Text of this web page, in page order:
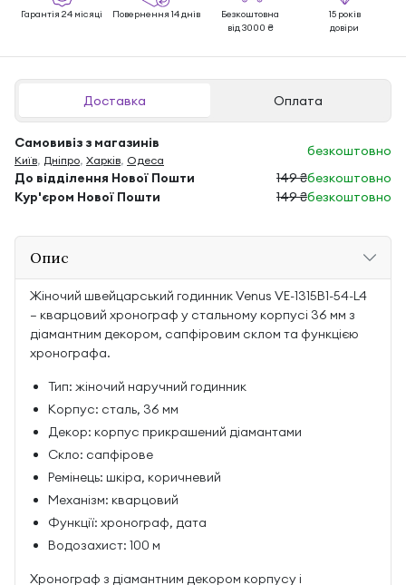
Гарантія 24 місяці Повернення 14 днів
Безкоштовна
від 3000 ₴
15 років
довіри
Доставка Оплата
Самовивіз з магазинів
Київ, Дніпро, Харків, Одеса
безкоштовно
До відділення Нової Пошти
149 ₴безкоштовно
Кур'єром Нової Пошти
149 ₴безкоштовно
Опис
Жіночий швейцарський годинник Venus VE-1315B1-54-L4
— кварцовий хронограф у стальному корпусі 36 мм з
діамантним декором, сапфіровим склом та функцією
хронографа.
Тип: жіночий наручний годинник
Корпус: сталь, 36 мм
Декор: корпус прикрашений діамантами
Скло: сапфірове
Ремінець: шкіра, коричневий
Механізм: кварцовий
Функції: хронограф, дата
Водозахист: 100 м
Хронограф з діамантним декором корпусу і